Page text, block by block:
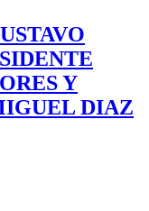
Y
DIAZ